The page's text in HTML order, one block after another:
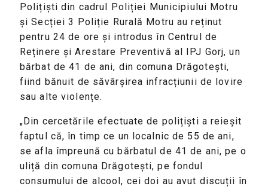
Polițiști din cadrul Poliției Municipiului Motru
și Secției 3 Poliție Rurală Motru au reținut
pentru 24 de ore și introdus în Centrul de
Reținere și Arestare Preventivă al IPJ Gorj, un
bărbat de 41 de ani, din comuna Drăgotești,
fiind bănuit de săvârșirea infracțiunii de lovire
sau alte violențe.
„Din cercetările efectuate de polițiști a reieșit
faptul că, în timp ce un localnic de 55 de ani,
se afla împreună cu bărbatul de 41 de ani, pe o
uliță din comuna Drăgotești, pe fondul
consumului de alcool, cei doi au avut discuții în